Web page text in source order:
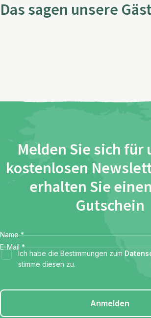
Das sagen unsere
Melden Sie sich für
kostenlosen
erhalten Sie
Gutschein
Name *
E-Mail *
Ich habe die Bestimmungen zum
stimme diesen zu.
Anmelden